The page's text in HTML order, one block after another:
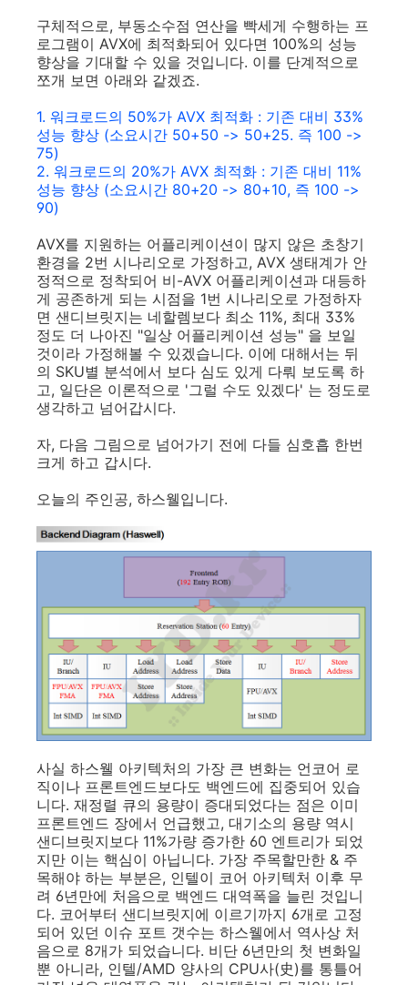
구체적으로, 부동소수점 연산을 빡세게 수행하는 프
로그램이 AVX에 최적화되어 있다면 100%의 성능
향상을 기대할 수 있을 것입니다. 이를 단계적으로
쪼개 보면 아래와 같겠죠.
1. 워크로드의 50%가 AVX 최적화 : 기존 대비 33%
성능 향상 (소요시간 50+50 -> 50+25. 즉 100 ->
75)
2. 워크로드의 20%가 AVX 최적화 : 기존 대비 11%
성능 향상 (소요시간 80+20 -> 80+10, 즉 100 ->
90)
AVX를 지원하는 어플리케이션이 많지 않은 초창기
환경을 2번 시나리오로 가정하고, AVX 생태계가 안
정적으로 정착되어 비-AVX 어플리케이션과 대등하
게 공존하게 되는 시점을 1번 시나리오로 가정하자
면 샌디브릿지는 네할렘보다 최소 11%, 최대 33%
정도 더 나아진 "일상 어플리케이션 성능" 을 보일
것이라 가정해볼 수 있겠습니다. 이에 대해서는 뒤
의 SKU별 분석에서 보다 심도 있게 다뤄 보도록 하
고, 일단은 이론적으로 '그럴 수도 있겠다' 는 정도로
생각하고 넘어갑시다.
자, 다음 그림으로 넘어가기 전에 다들 심호흡 한번
크게 하고 갑시다.
오늘의 주인공, 하스웰입니다.
사실 하스웰 아키텍처의 가장 큰 변화는 언코어 로
직이나 프론트엔드보다도 백엔드에 집중되어 있습
니다. 재정렬 큐의 용량이 증대되었다는 점은 이미
프론트엔드 장에서 언급했고, 대기소의 용량 역시
샌디브릿지보다 11%가량 증가한 60 엔트리가 되었
지만 이는 핵심이 아닙니다. 가장 주목할만한 & 주
목해야 하는 부분은, 인텔이 코어 아키텍처 이후 무
려 6년만에 처음으로 백엔드 대역폭을 늘린 것입니
다. 코어부터 샌디브릿지에 이르기까지 6개로 고정
되어 있던 이슈 포트 갯수는 하스웰에서 역사상 처
음으로 8개가 되었습니다. 비단 6년만의 첫 변화일
뿐 아니라, 인텔/AMD 양사의 CPU사(史)를 통틀어